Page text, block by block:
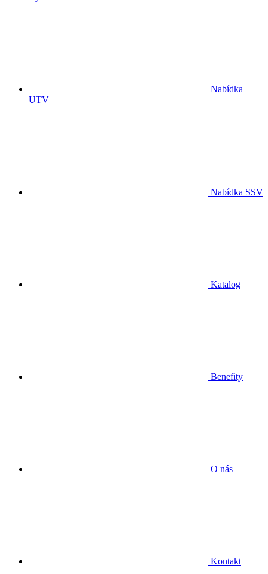
Nabídka
UTV
Nabídka SSV
Katalog
Benefity
O nás
Kontakt